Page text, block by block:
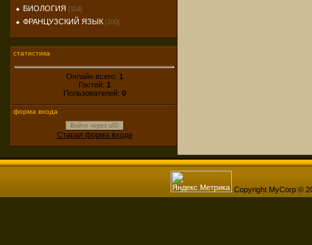
БИОЛОГИЯ [114]
ФРАНЦУЗСКИЙ ЯЗЫК [200]
статистика
Онлайн всего: 1
Гостей: 1
Пользователей: 0
форма входа
Войти через uID
Старая форма входа
Copyright MyCorp ©